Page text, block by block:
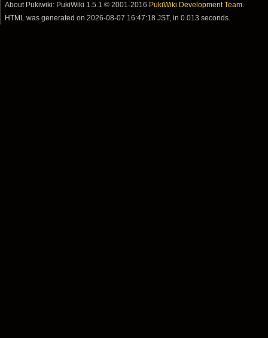
About Pukiwiki: PukiWiki 1.5.1 © 2001-2016 PukiWiki Development Team
HTML was generated on2026-08-07 16:47:18 JST, in 0.013 seconds.